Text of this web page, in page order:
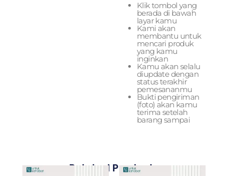
Klik tombol yang
berada di bawah
layar kamu
Kami akan
membantu untuk
mencari produk
yang kamu
inginkan
Kamu akan selalu
diupdate dengan
status terakhir
pemesananmu
Bukti pengiriman
(foto) akan kamu
terima setelah
barang sampai
Related Products